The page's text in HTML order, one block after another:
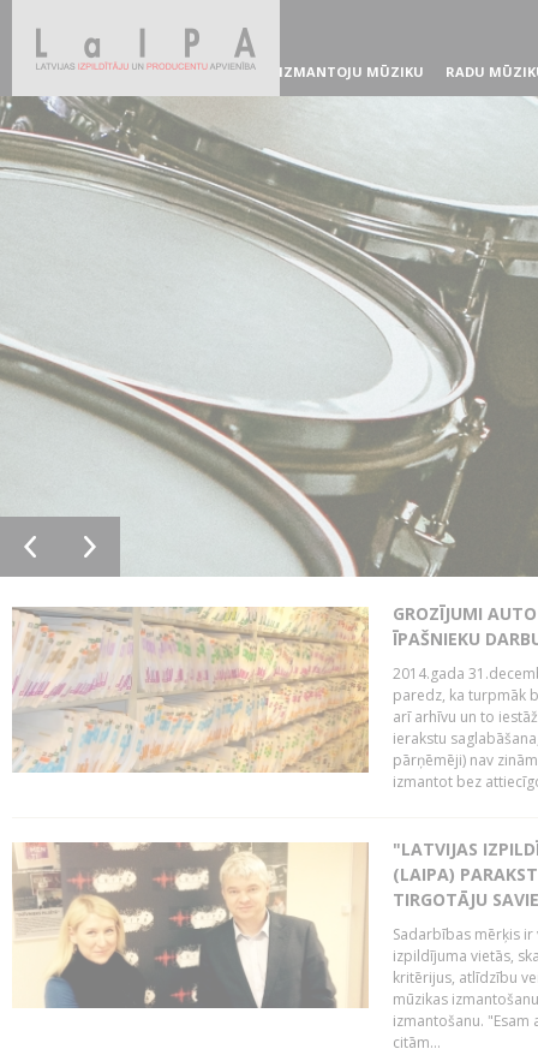
IZMANTOJU MŪZIKU RADU
GROZĪJUMI
ĪPAŠNIEKU
2014.gada
paredz, ka turpmāk
arī arhīvu un to
ierakstu
pārņēmēji) nav
izmantot bez
"LATVIJAS
(LAIPA)
TIRGOTĀJU
Sadarbības mērķis
izpildījuma vietās,
kritērijus, atlīdzību
mūzikas
izmantošanu.
citām...